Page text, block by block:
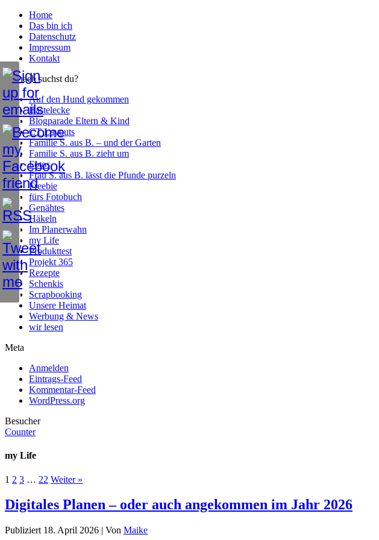
Home
Das bin ich
Datenschutz
Impressum
Kontakt
Wonach suchst du?
Auf den Hund gekommen
Bastelecke
Blogparade Eltern & Kind
CT Layouts
Familie S. aus B. – und der Garten
Familie S. aus B. zieht um
Fotos
Frau S. aus B. lässt die Pfunde purzeln
Freebie
fürs Fotobuch
Genähtes
Häkeln
Im Planerwahn
my Life
Produkttest
Projekt 365
Rezepte
Schenkis
Scrapbooking
Unsere Heimat
Werbung & News
wir lesen
Meta
Anmelden
Eintrags-Feed
Kommentar-Feed
WordPress.org
Besucher
Counter
my Life
1 2 3 … 22 Weiter »
Digitales Planen – oder auch angekommen im Jahr 2026
Publiziert 18. April 2026 | Von Maike